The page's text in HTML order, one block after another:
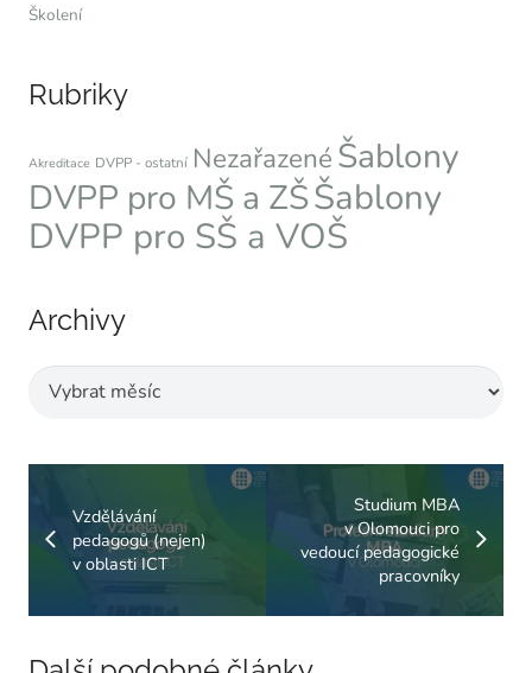
Školení
Rubriky
Akreditace DVPP - ostatní NezařazenéŠablony
DVPP pro MŠ a ZŠŠablony
DVPP pro SŠ a VOŠ
Archivy
Archivy
Vzdělávání
pedagogů (nejen)
v oblasti ICT
Studium MBA
v Olomouci pro
vedoucí pedagogické
pracovníky